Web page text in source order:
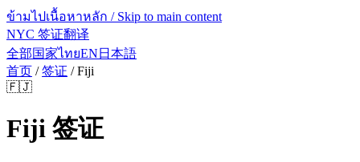
ข้ามไปเนื้อหาหลัก / Skip to main content
NYC 签证翻译
全部国家ไทยEN 日本語
首页 /签证 /Fiji
🇫🇯
Fiji 签证